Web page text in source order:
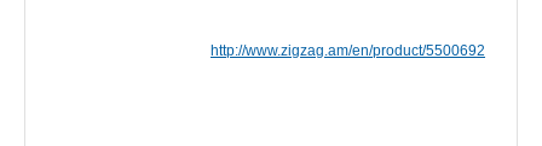
http://www.zigzag.am/en/product/5500692